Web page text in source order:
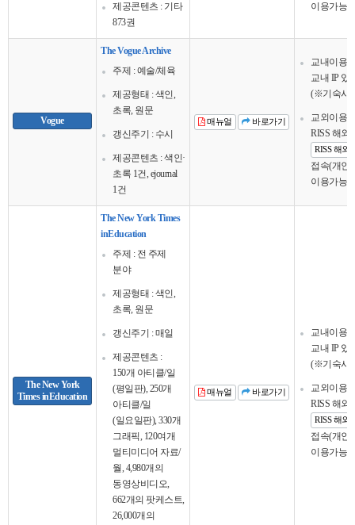
제공콘텐츠 : 기타
873권
이용가능
Vogue
The Vogue Archive
주제 : 예술/체육
제공형태 : 색인,
초록, 원문
갱신주기 : 수시
제공콘텐츠 : 색인·
초록 1건, ejournal
1건
매뉴얼 바로가기
교내이용
교내 IP 있
(※기숙사
교외이용
RISS 해외
RISS 해외
접속(개인
이용가능
The New York
Times inEducation
The New York Times
inEducation
주제 : 전 주제
분야
제공형태 : 색인,
초록, 원문
갱신주기 : 매일
제공콘텐츠 :
150개 아티클/일
(평일판), 250개
아티클/일
(일요일판), 330개
그래픽, 120여개
멀티미디어 자료/
월, 4,980개의
동영상비디오,
662개의 팟케스트,
26,000개의
매뉴얼 바로가기
교내이용
교내 IP 있
(※기숙사
교외이용
RISS 해외
RISS 해외
접속(개인
이용가능